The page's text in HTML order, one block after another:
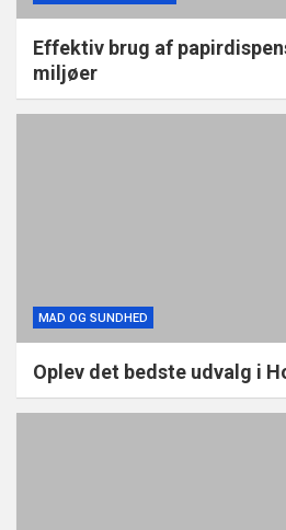
Effektiv brug af
miljøer
MAD OG SUNDHED
Oplev det bedste udvalg i